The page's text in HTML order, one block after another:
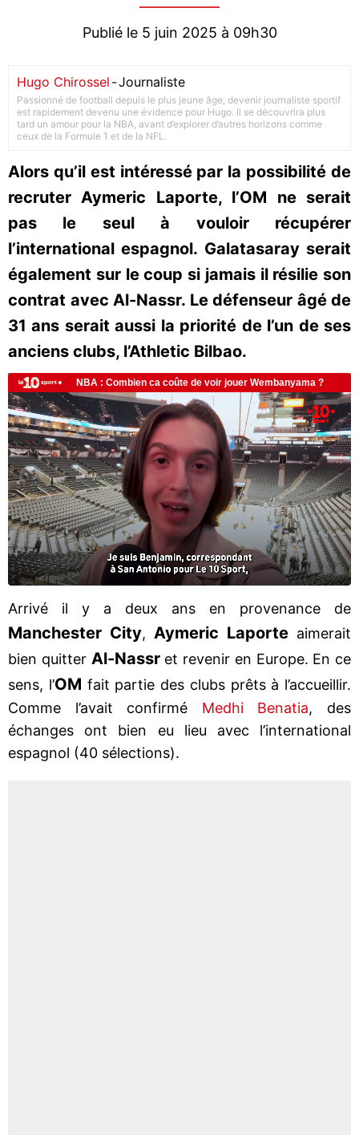
Publié le 5 juin 2025 à 09h30
Hugo Chirossel -Journaliste
Passionné de football depuis le plus jeune âge, devenir journaliste sportif
est rapidement devenu une évidence pour Hugo. Il se découvrira plus
tard un amour pour la NBA, avant d’explorer d’autres horizons comme
ceux de la Formule 1 et de la NFL.
Alors qu’il est intéressé par la possibilité de
recruter Aymeric Laporte, l’OM ne serait
pas le seul à vouloir récupérer
l’international espagnol. Galatasaray serait
également sur le coup si jamais il résilie son
contrat avec Al-Nassr. Le défenseur âgé de
31 ans serait aussi la priorité de l’un de ses
anciens clubs, l’Athletic Bilbao.
Arrivé il y a deux ans en provenance de
Manchester City, Aymeric Laporte aimerait
bien quitterAl-Nassret revenir en Europe. En ce
sens, l’OM fait partie des clubs prêts à l’accueillir.
Comme l’avait confirmé Medhi Benatia, des
échanges ont bien eu lieu avec l’international
espagnol (40 sélections).